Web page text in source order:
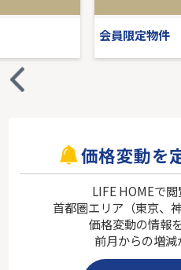
会員限定物件
価格変動を
LIFE HOMEで閲
首都圏エリア（東京、
価格変動の情報
前月からの増減